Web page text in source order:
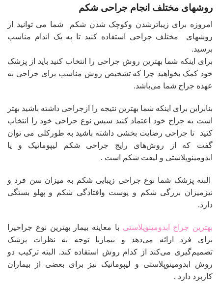
روشهای مختلف انجام جراحی شکم
امروزه برای زیباترشدن وکوچک شدن شکم شما می توانید از
روشهای مختلف جراحی استفاده کنید تا به یک اندام مناسب
برسید.
برای اینکه شما بهترین روش جراحی را انتخاب کنید باید از پزشک
خود کمک بخواهید چرا که تشخیص روش مناسب برای جراحی به
عهده جراح شما می‌باشد.
بنابراین برای اینکه شما بهترین نتیجه را ازجراحی داشته باشید بهتر
است به جراح خود اعتماد کنید سپس نوع جراحی خود را انتخاب
کنید تا جراحی رضایت بخشی داشته باشید به طورکلی می توان
گفت که از روش‌های رایج جراحی شکم لیپوماتیک و یا
ابدومینوپلاستی و لیفت شکم است .
البته پزشک شما نوع جراحی زیبایی شکم به میزان سن فرد و
نیزمیزان بزرگی شکم و پوست وافتادگی شکم و پهلو بستگی
دارد.
بهترین جراح ابدومینوپلاستی با معاینه بیمار بهترین نوع جراحیرا
برای فرد ارائه می‌دهد و بیماربا توجه به نظرات پزشک
تصمیم‌گیری می‌کند از کدام روش استفاده کند. البته ترکیب دو
روش ابدومینوپلاستی و لیپوماتیک نیز برای بعضی از بیماران
کاربرد دارد .